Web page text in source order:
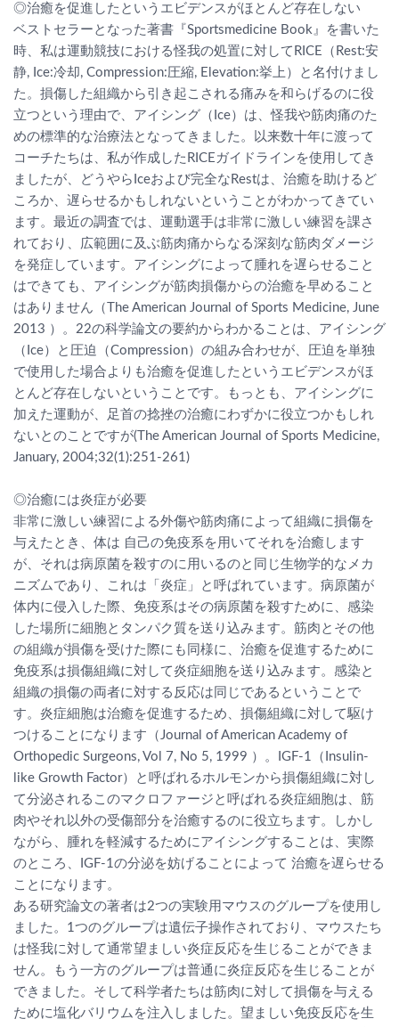
◎治癒を促進したというエビデンスがほとんど存在しない
ベストセラーとなった著書『Sportsmedicine Book』を書いた
時、私は運動競技における怪我の処置に対してRICE（Rest:安
静, Ice:冷却, Compression:圧縮, Elevation:挙上）と名付けまし
た。損傷した組織から引き起こされる痛みを和らげるのに役
立つという理由で、アイシング（Ice）は、怪我や筋肉痛のた
めの標準的な治療法となってきました。以来数十年に渡って
コーチたちは、私が作成したRICEガイドラインを使用してき
ましたが、どうやらIceおよび完全なRestは、治癒を助けるど
ころか、遅らせるかもしれないということがわかってきてい
ます。最近の調査では、運動選手は非常に激しい練習を課さ
れており、広範囲に及ぶ筋肉痛からなる深刻な筋肉ダメージ
を発症しています。アイシングによって腫れを遅らせること
はできても、アイシングが筋肉損傷からの治癒を早めること
はありません（The American Journal of Sports Medicine, June
2013 ）。22の科学論文の要約からわかることは、アイシング
（Ice）と圧迫（Compression）の組み合わせが、圧迫を単独
で使用した場合よりも治癒を促進したというエビデンスがほ
とんど存在しないということです。もっとも、アイシングに
加えた運動が、足首の捻挫の治癒にわずかに役立つかもしれ
ないとのことですが(The American Journal of Sports Medicine,
January, 2004;32(1):251-261)
◎治癒には炎症が必要
非常に激しい練習による外傷や筋肉痛によって組織に損傷を
与えたとき、体は 自己の免疫系を用いてそれを治癒します
が、それは病原菌を殺すのに用いるのと同じ生物学的なメカ
ニズムであり、これは「炎症」と呼ばれています。病原菌が
体内に侵入した際、免疫系はその病原菌を殺すために、感染
した場所に細胞とタンパク質を送り込みます。筋肉とその他
の組織が損傷を受けた際にも同様に、治癒を促進するために
免疫系は損傷組織に対して炎症細胞を送り込みます。感染と
組織の損傷の両者に対する反応は同じであるということで
す。炎症細胞は治癒を促進するため、損傷組織に対して駆け
つけることになります（Journal of American Academy of
Orthopedic Surgeons, Vol 7, No 5, 1999 ）。IGF-1（Insulin-
like Growth Factor）と呼ばれるホルモンから損傷組織に対し
て分泌されるこのマクロファージと呼ばれる炎症細胞は、筋
肉やそれ以外の受傷部分を治癒するのに役立ちます。しかし
ながら、腫れを軽減するためにアイシングすることは、実際
のところ、IGF-1の分泌を妨げることによって 治癒を遅らせる
ことになります。
ある研究論文の著者は2つの実験用マウスのグループを使用し
ました。1つのグループは遺伝子操作されており、マウスたち
は怪我に対して通常望ましい炎症反応を生じることができま
せん。もう一方のグループは普通に炎症反応を生じることが
できました。そして科学者たちは筋肉に対して損傷を与える
ために塩化バリウムを注入しました。望ましい免疫反応を生